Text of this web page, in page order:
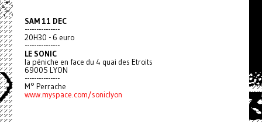
SAM 11 DEC
---------------
20H30 - 6 euro
---------------
LE SONIC
la péniche en face du 4 quai des Etroits
69005 LYON
---------------
M° Perrache
www.myspace.com/soniclyon